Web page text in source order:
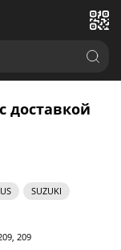
доставкой
SUZUKI
209